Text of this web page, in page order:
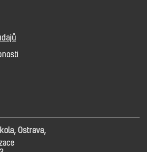
Ostrava,